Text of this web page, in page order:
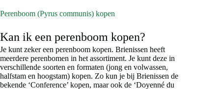
worden
de
productpagina
Perenboom (Pyrus communis) kopen
Kan ik een perenboom kopen?
Je kunt zeker een perenboom kopen. Brienissen heeft
meerdere perenbomen in het assortiment. Je kunt deze in
verschillende soorten en formaten (jong en volwassen,
halfstam en hoogstam) kopen. Zo kun je bij Brienissen de
bekende ‘Conference’ kopen, maar ook de ‘Doyenné du